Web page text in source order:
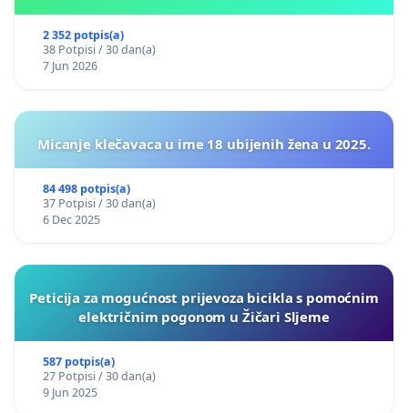
2 352 potpis(a)
38 Potpisi / 30 dan(a)
7 Jun 2026
Micanje klečavaca u ime 18 ubijenih žena u 2025.
84 498 potpis(a)
37 Potpisi / 30 dan(a)
6 Dec 2025
Peticija za mogućnost prijevoza bicikla s pomoćnim
električnim pogonom u Žičari Sljeme
587 potpis(a)
27 Potpisi / 30 dan(a)
9 Jun 2025